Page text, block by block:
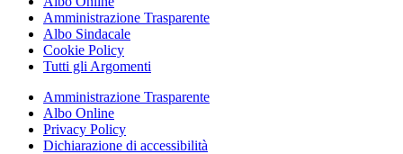
Amministrazione Trasparente
Albo Sindacale
Cookie Policy
Tutti gli Argomenti
Amministrazione Trasparente
Albo Online
Privacy Policy
Dichiarazione di accessibilità